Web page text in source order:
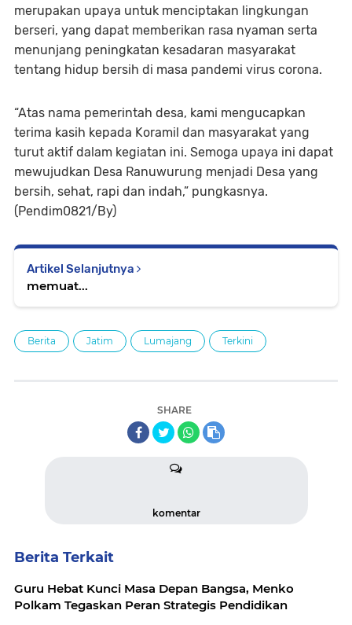
merupakan upaya untuk menciptakan lingkungan
berseri, yang dapat memberikan rasa nyaman serta
menunjang peningkatan kesadaran masyarakat
tentang hidup bersih di masa pandemi virus corona.
“Atas nama pemerintah desa, kami mengucapkan
terima kasih kepada Koramil dan masyarakat yang
turut aktif dalam kegiatan ini. Semoga upaya ini dapat
mewujudkan Desa Ranuwurung menjadi Desa yang
bersih, sehat, rapi dan indah,” pungkasnya.
(Pendim0821/By)
Artikel Selanjutnya
memuat...
Berita Jatim Lumajang Terkini
SHARE
komentar
Berita Terkait
Guru Hebat Kunci Masa Depan Bangsa, Menko
Polkam Tegaskan Peran Strategis Pendidikan